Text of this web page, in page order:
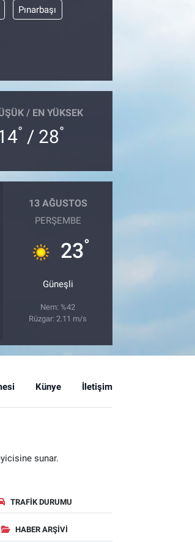
Pınarbaşı
/ EN YÜKSEK
° / 28°
13 AĞUSTOS
PERŞEMBE
23°
Güneşli
Nem: %42
Rüzgar: 2.11 m/s
Künye İletişim
sunar.
TRAFIK DURUMU
HABER ARŞIVI